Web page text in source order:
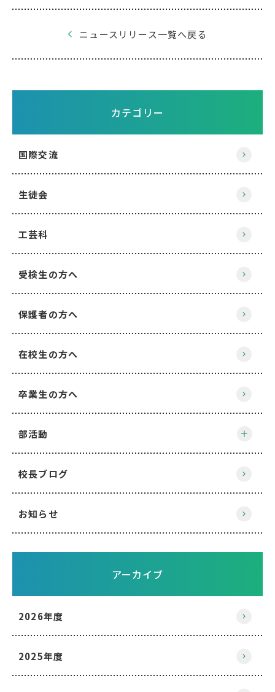
ニュースリリース一覧へ戻る
カテゴリー
国際交流
生徒会
工芸科
受検生の方へ
保護者の方へ
在校生の方へ
卒業生の方へ
部活動
校長ブログ
お知らせ
アーカイブ
2026年度
2025年度